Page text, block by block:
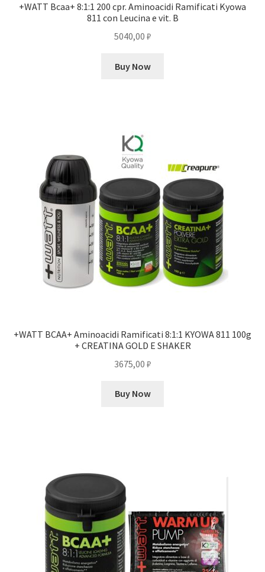
+WATT Bcaa+ 8:1:1 200 cpr. Aminoacidi Ramificati Kyowa
811 con Leucina e vit. B
5040,00 ₽
Buy Now
+WATT BCAA+ Aminoacidi Ramificati 8:1:1 KYOWA 811 100g
+ CREATINA GOLD E SHAKER
3675,00 ₽
Buy Now